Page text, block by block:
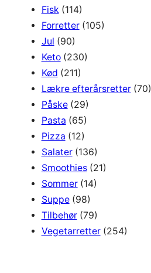
Fisk (114)
Forretter(105)
Jul (90)
Keto(230)
Kød (211)
Lækre efterårsretter(70)
Påske(29)
Pasta (65)
Pizza (12)
Salater(136)
Smoothies(21)
Sommer(14)
Suppe(98)
Tilbehør(79)
Vegetarretter(254)